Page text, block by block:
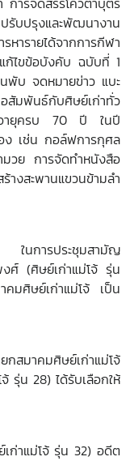
บปรุงและพัฒนางาน
รายได้จากการกีฬา
ไขข้อบังคับ ฉบับที่ 1
พับ จดหมายข่าว แบะ
สัมพันธ์กับศิษย์เก่าทั่ว
มีอายุครบ 70 ปี ในปี
ง เช่น กอล์ฟการกุศล
ย การจัดทำหนังสือ
งสะพานแขวนข้ามลำ
ในการประชุมสามัญ
ศ์ (ศิษย์เก่าแม่โจ้ รุ่น
คมศิษย์เก่าแม่โจ้ เป็น
สมาคมศิษย์เก่าแม่โจ้
รุ่น 28) ได้รับเลือกให้
ก่าแม่โจ้ รุ่น 32) อดีต